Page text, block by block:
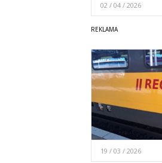
02 / 04 / 2026
19 / 03 / 2026